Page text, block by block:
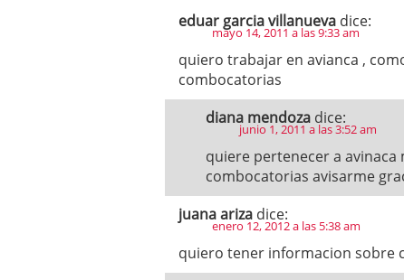
eduar garcia villanueva dice:
mayo 14, 2011 a las 9:33 am
quiero trabajar en avianca ,
combocatorias
diana mendoza dice:
junio 1, 2011 a las 3:52 am
quiere pertenecer a
combocatorias avisarme
juana ariza dice:
enero 12, 2012 a las 5:38 am
quiero tener informacion sobre